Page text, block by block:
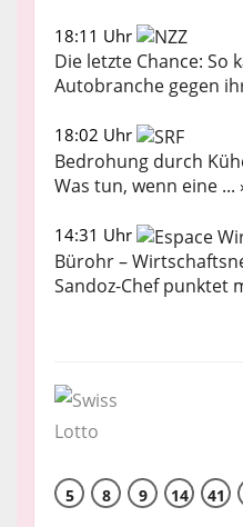
18:11 Uhr
Die letzte Chance: So
Autobranche gegen
18:02 Uhr
Bedrohung durch
Was tun, wenn eine ...
14:31 Uhr
Bürohr –
Sandoz-Chef punktet
5 8 9 14 41